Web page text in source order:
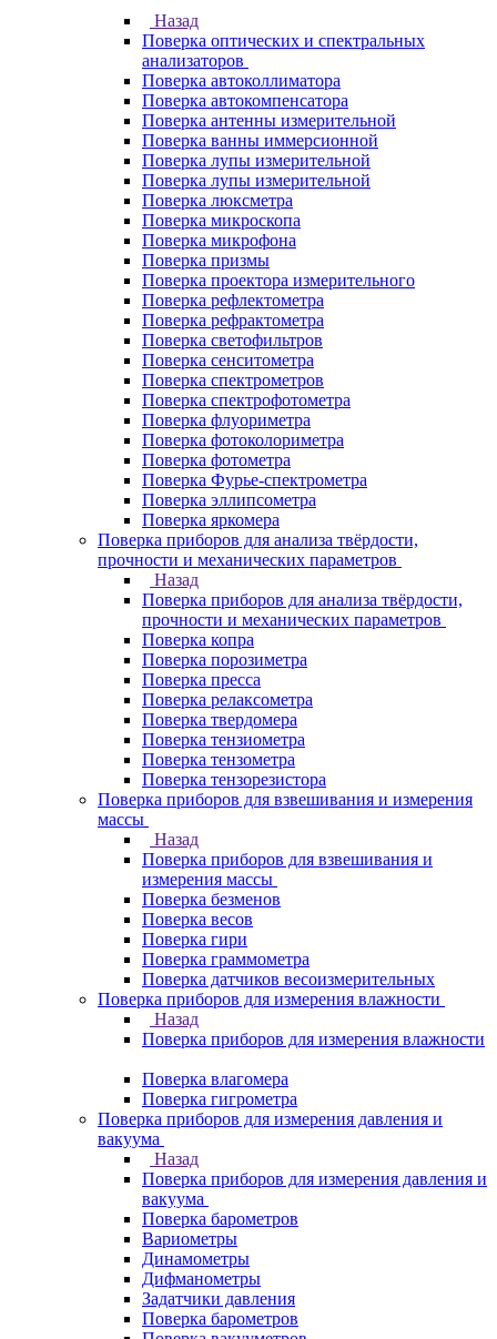
Назад
Поверка оптических и спектральных
анализаторов
Поверка автоколлиматора
Поверка автокомпенсатора
Поверка антенны измерительной
Поверка ванны иммерсионной
Поверка лупы измерительной
Поверка лупы измерительной
Поверка люксметра
Поверка микроскопа
Поверка микрофона
Поверка призмы
Поверка проектора измерительного
Поверка рефлектометра
Поверка рефрактометра
Поверка светофильтров
Поверка сенситометра
Поверка спектрометров
Поверка спектрофотометра
Поверка флуориметра
Поверка фотоколориметра
Поверка фотометра
Поверка Фурье-спектрометра
Поверка эллипсометра
Поверка яркомера
Поверка приборов для анализа твёрдости,
прочности и механических параметров
Назад
Поверка приборов для анализа твёрдости,
прочности и механических параметров
Поверка копра
Поверка порозиметра
Поверка пресса
Поверка релаксометра
Поверка твердомера
Поверка тензиометра
Поверка тензометра
Поверка тензорезистора
Поверка приборов для взвешивания и измерения
массы
Назад
Поверка приборов для взвешивания и
измерения массы
Поверка безменов
Поверка весов
Поверка гири
Поверка граммометра
Поверка датчиков весоизмерительных
Поверка приборов для измерения влажности
Назад
Поверка приборов для измерения влажности
Поверка влагомера
Поверка гигрометра
Поверка приборов для измерения давления и
вакуума
Назад
Поверка приборов для измерения давления и
вакуума
Поверка барометров
Вариометры
Динамометры
Дифманометры
Задатчики давления
Поверка барометров